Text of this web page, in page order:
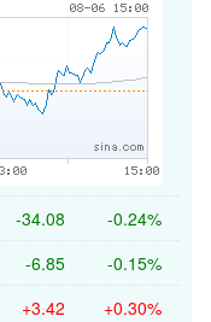
-34.08 -0.24%
-6.85 -0.15%
+3.42 +0.30%